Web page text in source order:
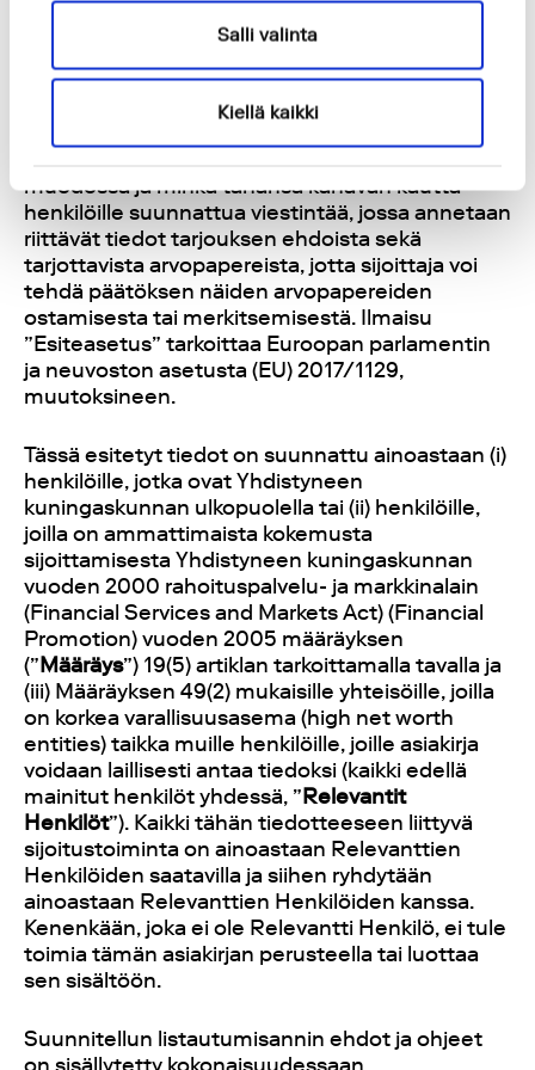
Salli valinta
Kiellä kaikki
Jäsenvaltioissa ainoastaan (a) Esiteasetuksessa
täyttäville oikeushenkilöille tai (b) missä tahansa
muussa Esiteasetuksen 1(4) artiklan mukaisessa
muodossa ja minkä tahansa kanavan kautta
henkilöille suunnattua viestintää, jossa annetaan
riittävät tiedot tarjouksen ehdoista sekä
tarjottavista arvopapereista, jotta sijoittaja voi
tehdä päätöksen näiden arvopapereiden
ostamisesta tai merkitsemisestä. Ilmaisu
”Esiteasetus” tarkoittaa Euroopan parlamentin
ja neuvoston asetusta (EU) 2017/1129,
muutoksineen.
Tässä esitetyt tiedot on suunnattu ainoastaan (i)
henkilöille, jotka ovat Yhdistyneen
kuningaskunnan ulkopuolella tai (ii) henkilöille,
joilla on ammattimaista kokemusta
sijoittamisesta Yhdistyneen kuningaskunnan
vuoden 2000 rahoituspalvelu- ja markkinalain
(Financial Services and Markets Act) (Financial
Promotion) vuoden 2005 määräyksen
(”Määräys”) 19(5) artiklan tarkoittamalla tavalla ja
(iii) Määräyksen 49(2) mukaisille yhteisöille, joilla
on korkea varallisuusasema (high net worth
entities) taikka muille henkilöille, joille asiakirja
voidaan laillisesti antaa tiedoksi (kaikki edellä
mainitut henkilöt yhdessä, ”Relevantit
Henkilöt”). Kaikki tähän tiedotteeseen liittyvä
sijoitustoiminta on ainoastaan Relevanttien
Henkilöiden saatavilla ja siihen ryhdytään
ainoastaan Relevanttien Henkilöiden kanssa.
Kenenkään, joka ei ole Relevantti Henkilö, ei tule
toimia tämän asiakirjan perusteella tai luottaa
sen sisältöön.
Suunnitellun listautumisannin ehdot ja ohjeet